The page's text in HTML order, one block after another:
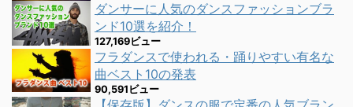
ダンサーに人気のダンスファッションブラ
ンド10選を紹介！
127,169ビュー
フラダンスで使われる・踊りやすい有名な
曲ベスト10の発表
90,591ビュー